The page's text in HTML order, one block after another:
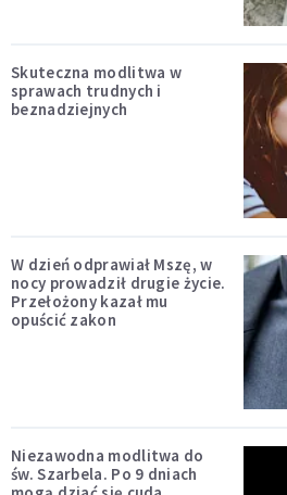
Skuteczna modlitwa w
sprawach trudnych i
beznadziejnych
W dzień odprawiał Mszę, w
nocy prowadził drugie życie.
Przełożony kazał mu
opuścić zakon
Niezawodna modlitwa do
św. Szarbela. Po 9 dniach